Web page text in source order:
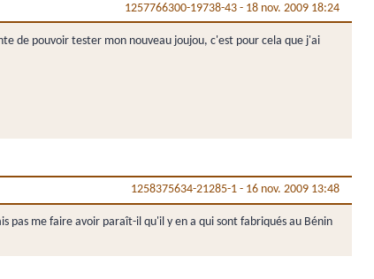
1257766300-19738-43 - 18 nov. 2009 18:24
de pouvoir tester mon nouveau joujou, c'est pour cela que j'ai
1258375634-21285-1 - 16 nov. 2009 13:48
pas me faire avoir paraît-il qu'il y en a qui sont fabriqués au Bénin